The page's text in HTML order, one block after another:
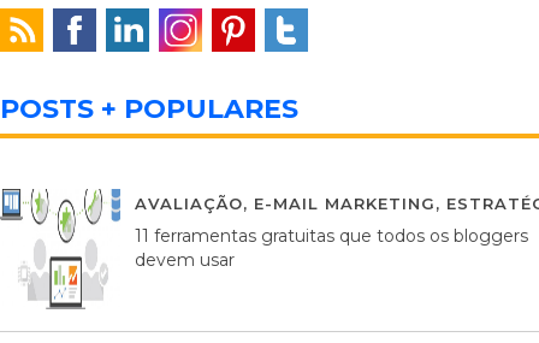
POSTS + POPULARES
AVALIAÇÃO, E-MAIL MARKETING,
11 ferramentas gratuitas que todos os bloggers
devem usar